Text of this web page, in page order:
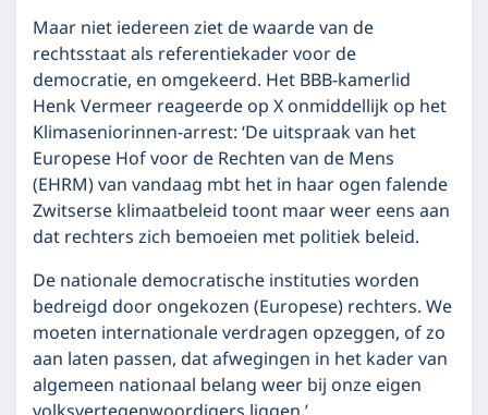
Maar niet iedereen ziet de waarde van de
rechtsstaat als referentiekader voor de
democratie, en omgekeerd. Het BBB-kamerlid
Henk Vermeer reageerde op X onmiddellijk op het
Klimaseniorinnen-arrest: ‘De uitspraak van het
Europese Hof voor de Rechten van de Mens
(EHRM) van vandaag mbt het in haar ogen falende
Zwitserse klimaatbeleid toont maar weer eens aan
dat rechters zich bemoeien met politiek beleid.
De nationale democratische instituties worden
bedreigd door ongekozen (Europese) rechters. We
moeten internationale verdragen opzeggen, of zo
aan laten passen, dat afwegingen in het kader van
algemeen nationaal belang weer bij onze eigen